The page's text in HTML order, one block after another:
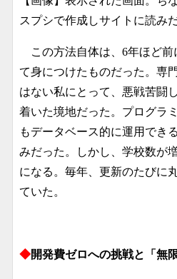
スプシで作成しサイトに読み
この方法自体は、6年ほど前
て身につけたものだった。専
はない私にとって、悪戦苦闘
着いた境地だった。プログラ
もデータベース的に運用でき
みだった。しかし、学校数が
になる。毎年、更新のたびに
ていた。
◆開発費ゼロへの挑戦と「無